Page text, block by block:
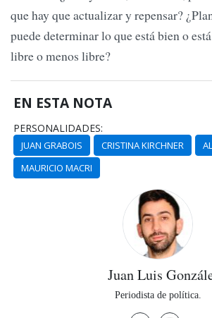
que hay que actualizar y repensar?
puede determinar lo que está bien o
libre o menos libre?
EN ESTA NOTA
PERSONALIDADES:
JUAN GRABOIS CRISTINA KIRCHNER
MAURICIO MACRI
Juan Luis
Periodista de política.